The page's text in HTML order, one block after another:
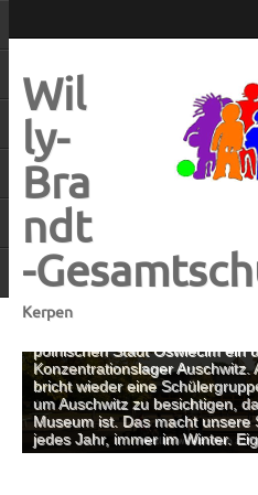
Wil
ly-
Bra
ndt
-
Kerpen
Jeder 27. Januar ist ein
polnischen Stadt Oswiecim ein
Konzentrationslager
bricht wieder eine
um Auschwitz zu besichtigen,
Museum ist. Das macht unsere
jedes Jahr, immer im Winter.